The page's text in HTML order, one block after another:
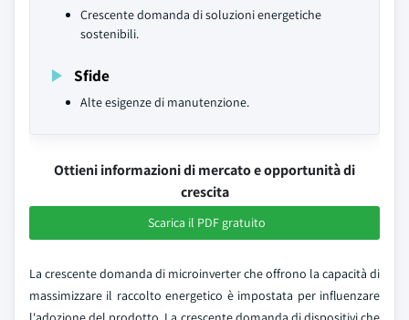
Crescente domanda di soluzioni energetiche
sostenibili.
Sfide
Alte esigenze di manutenzione.
Ottieni informazioni di mercato e opportunità di
crescita
Scarica il PDF gratuito
La crescente domanda di microinverter che offrono la capacità di
massimizzare il raccolto energetico è impostata per influenzare